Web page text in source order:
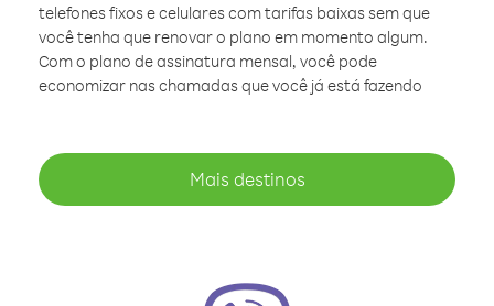
telefones fixos e celulares com tarifas baixas sem que
você tenha que renovar o plano em momento algum.
Com o plano de assinatura mensal, você pode
economizar nas chamadas que você já está fazendo
Mais destinos